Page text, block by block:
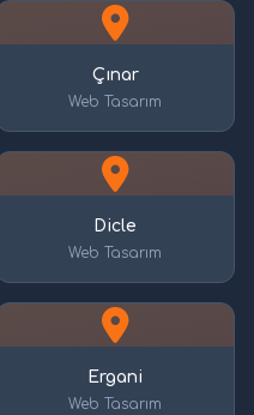
Çınar
Web Tasarım
Dicle
Web Tasarım
Ergani
Web Tasarım